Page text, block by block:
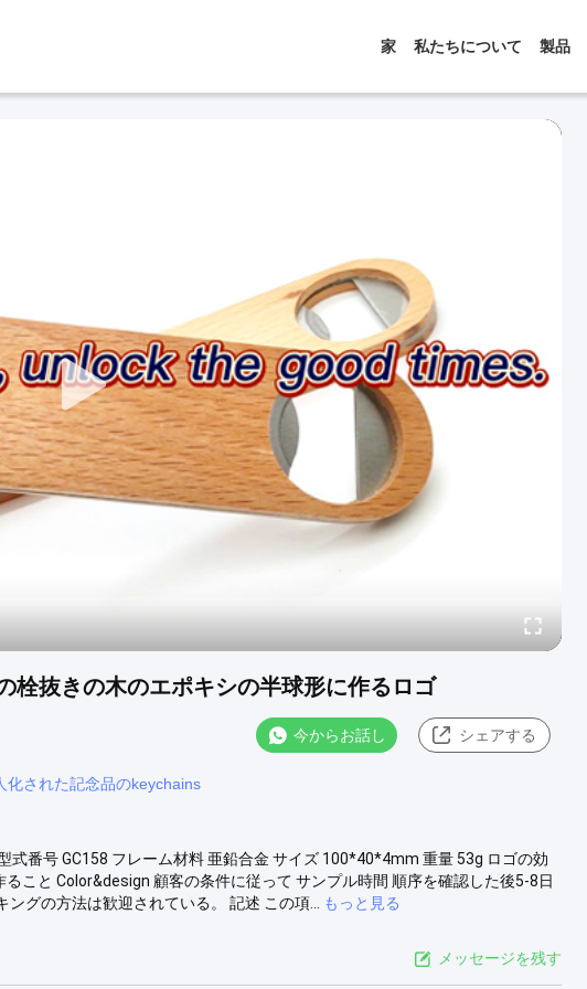
家 私たちについて 製品
栓抜きの木のエポキシの半球形に作るロゴ
今からお話し シェアする
化された記念品のkeychains
式番号 GC158 フレーム材料 亜鉛合金 サイズ 100*40*4mm 重量 53g ロゴの効
こと Color&design 顧客の条件に従って サンプル時間 順序を確認した後5-8日
グの方法は歓迎されている。 記述 この項...
もっと見る
メッセージを残す